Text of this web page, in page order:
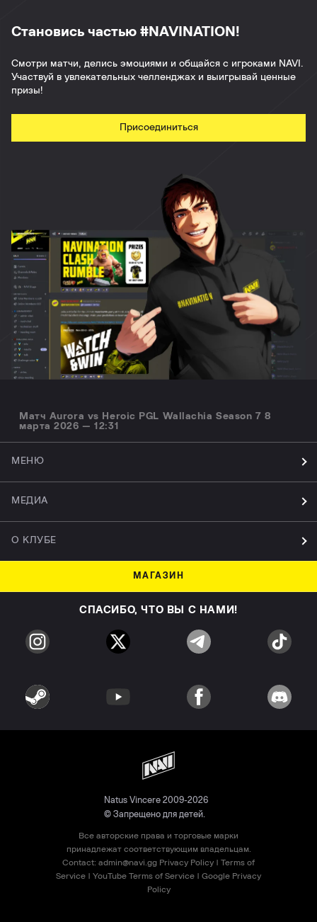
Становись частью #NAVINATION!
Смотри матчи, делись эмоциями и общайся с игроками NAVI.
Участвуй в увлекательных челленджах и выигрывай ценные
призы!
Присоединиться
Матч Aurora vs Heroic PGL Wallachia Season 7 8
марта 2026 — 12:31
МЕНЮ
МЕДИА
О КЛУБЕ
МАГАЗИН
СПАСИБО, ЧТО ВЫ С НАМИ!
Natus Vincere 2009-2026
© Запрещено для детей.
Все авторские права и торговые марки
принадлежат соответствующим владельцам.
Contact: admin@navi.gg Privacy Policy | Terms of
Service | YouTube Terms of Service | Google Privacy
Policy